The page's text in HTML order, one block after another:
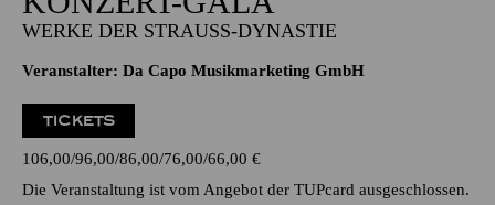
WIENER JOHANN STRAUSS K
ONZERT-GALA
WERKE DER STRAUSS-DYNASTIE
Veranstalter: Da Capo Musikmarketing GmbH
TICKETS